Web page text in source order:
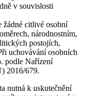
v souvislosti
citlivé osobní
národnostním,
postojích,
uchovávání osobních
podle Nařízení
2016/679.
nutná k uskutečnění